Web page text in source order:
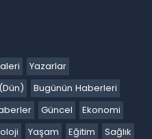
Yazarlar
Bugünün Haberleri
Güncel
Ekonomi
Yaşam Eğitim
Sağlık